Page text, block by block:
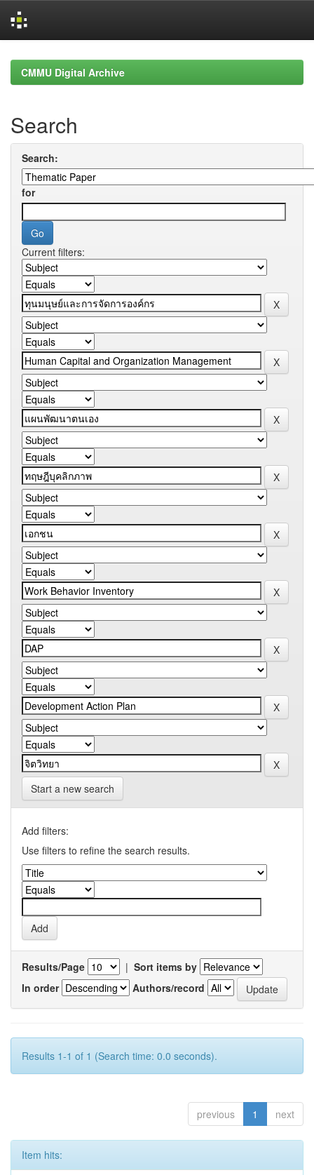
navigationCMMU Digital Archive
Search
Search:
for
Current filters:
Start a new search
Add filters:
Use filters to refine the search results.
Results/Page | Sort items by
In order
Authors/record
Results 1-1 of 1 (Search time: 0.0 seconds).
previous 1 next
Item hits: